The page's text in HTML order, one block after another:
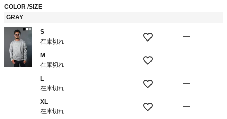
COLOR SIZE
GRAY
S
在庫切れ
—
M
在庫切れ
—
L
在庫切れ
—
XL
在庫切れ
—